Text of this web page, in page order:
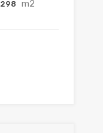
298 m2